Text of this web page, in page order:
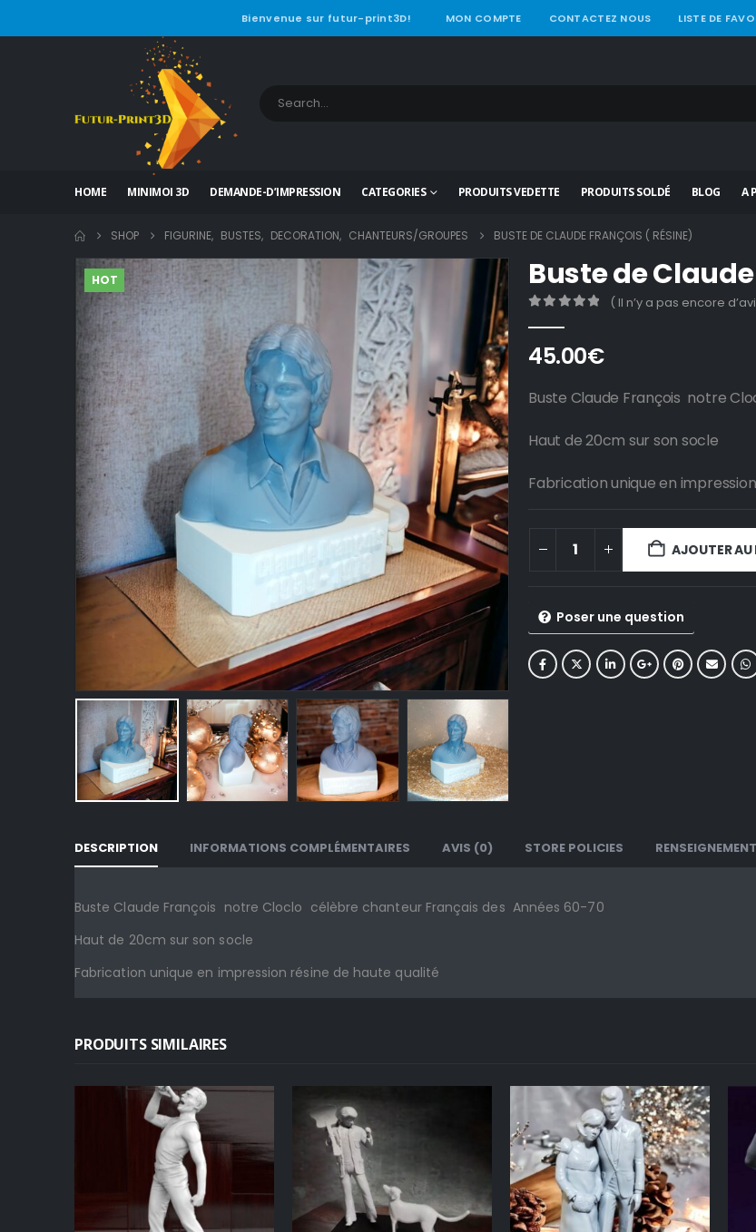
Bienvenue sur futur-print3D! MON COMPTE CONTACTEZ NOUS LISTE DE
HOME MINIMOI 3D DEMANDE-D’IMPRESSION CATEGORIES PRODUITS VEDETTE PRODUITS SOLDÉ BLOG A
SHOP FIGURINE, BUSTES, DECORATION, CHANTEURS/GROUPES BUSTE DE CLAUDE FRANÇOIS ( RÉSINE)
HOT Buste de
( Il n’y a pas encore
45.00€
Buste Claude François notre
Haut de 20cm sur son socle
Fabrication unique en
AJOUTER AU
Poser une question
DESCRIPTION INFORMATIONS COMPLÉMENTAIRES AVIS (0) STORE POLICIES
Buste Claude François notre Cloclo célèbre chanteur Français des Années 60-70
Haut de 20cm sur son socle
Fabrication unique en impression résine de haute qualité
PRODUITS SIMILAIRES